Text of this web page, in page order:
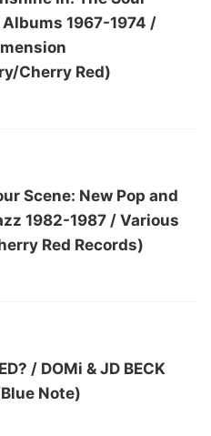
Albums 1967-1974 /
Cherry Red)
Scene: New Pop and
1982-1987 / Various
Red Records)
/ DOMi & JD BECK
Note)